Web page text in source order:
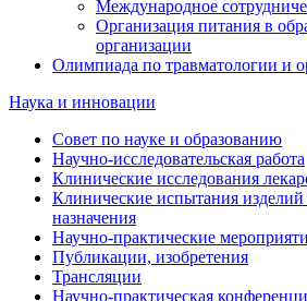
Международное
Организация питания в
организации
Олимпиада по травматологии и
Наука и инновации
Совет по науке и образованию
Научно-исследовательская работа
Клинические исследования
Клинические испытания
назначения
Научно-практические
Публикации, изобретения
Трансляции
Научно-практическая